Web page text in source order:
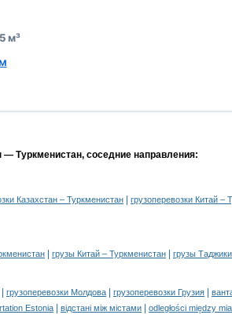
м³
— Туркменистан, соседние направления:
Казахстан – Туркменистан грузоперевозки Китай –
грузы Китай – Туркменистан грузы
грузоперевозки Молдова грузоперевозки Грузия
Estonia відстані між містами odległości między